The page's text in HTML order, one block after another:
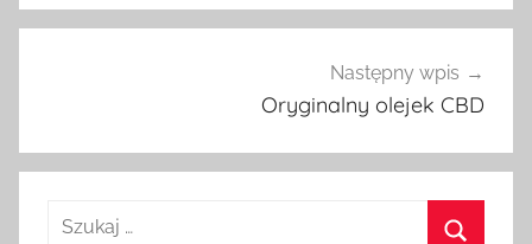
Następny wpis
Oryginalny olejek CBD